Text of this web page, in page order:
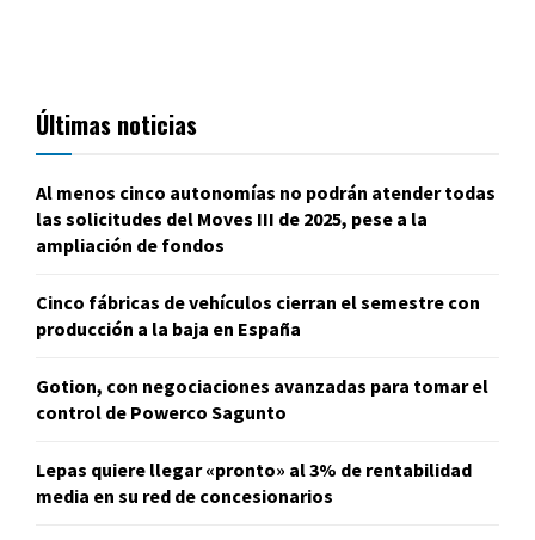
Últimas noticias
Al menos cinco autonomías no podrán atender todas
las solicitudes del Moves III de 2025, pese a la
ampliación de fondos
Cinco fábricas de vehículos cierran el semestre con
producción a la baja en España
Gotion, con negociaciones avanzadas para tomar el
control de Powerco Sagunto
Lepas quiere llegar «pronto» al 3% de rentabilidad
media en su red de concesionarios